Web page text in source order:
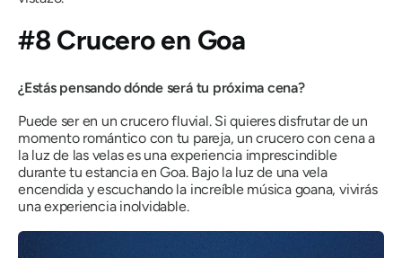
#8 Crucero en Goa
¿Estás pensando dónde será tu próxima cena?
Puede ser en un crucero fluvial. Si quieres disfrutar de un
momento romántico con tu pareja, un crucero con cena a
la luz de las velas es una experiencia imprescindible
durante tu estancia en Goa. Bajo la luz de una vela
encendida y escuchando la increíble música goana, vivirás
una experiencia inolvidable.